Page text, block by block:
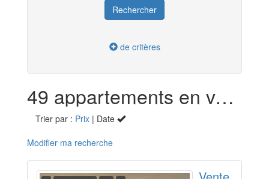
de critères
49 appartements en vente dans l'Ariège (09)
Trier par : Prix | Date
Modifier ma recherche